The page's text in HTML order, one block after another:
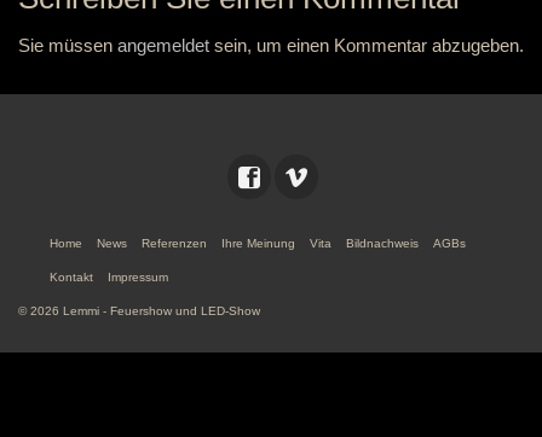
Sie müssen angemeldet sein, um einen Kommentar abzugeben.
Home News Referenzen Ihre Meinung Vita Bildnachweis AGBs
Kontakt Impressum
© 2026 Lemmi - Feuershow und LED-Show